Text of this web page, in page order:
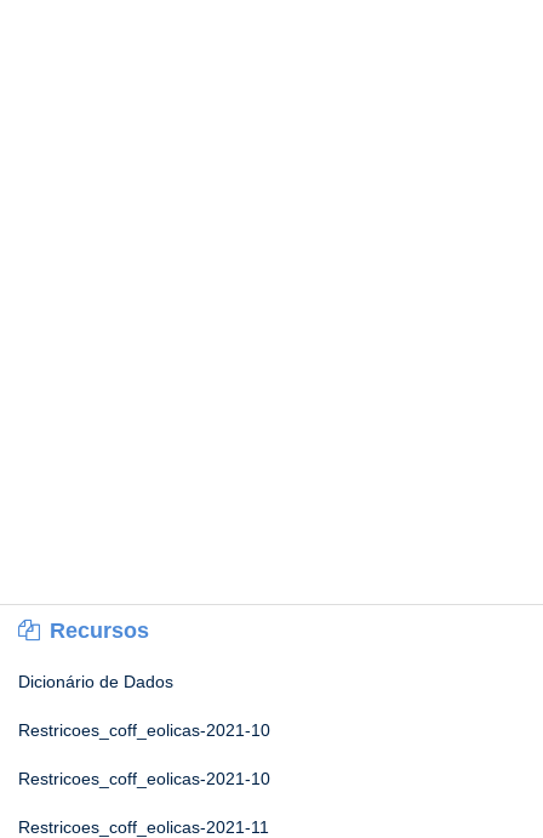
Recursos
Dicionário de Dados
Restricoes_coff_eolicas-2021-10
Restricoes_coff_eolicas-2021-10
Restricoes_coff_eolicas-2021-11